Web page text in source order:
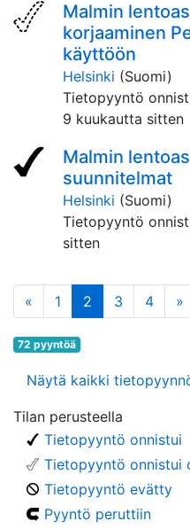
Malmin
korjaaminen
käyttöön
Helsinki (Suomi)
Tietopyyntö
9 kuukautta sitten
Malmin
suunnitelmat
Helsinki (Suomi)
Tietopyyntö
sitten
« edellinen
1 2 (tämä sivu)
3 4 »
72 pyyntöä
Näytä kaikki
Tilan perusteella
Tietopyyntö onnistui
Tietopyyntö onnistui
Tietopyyntö evätty
Pyyntö peruttiin